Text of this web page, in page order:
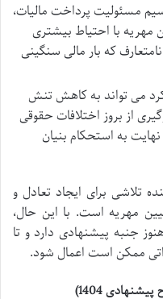
مسئولیت پرداخت مالیات،
مهریه با احتیاط بیشتری
که بار مالی سنگینی
می تواند به کاهش تنش
از بروز اختلافات حقوقی
به استحکام بنیان
تلاشی برای ایجاد تعادل و
مهریه است. با این حال،
جنبه پیشنهادی دارد و تا
ممکن است اعمال شود.
1404)